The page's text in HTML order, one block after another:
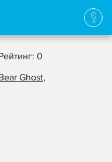
0
Ghost,